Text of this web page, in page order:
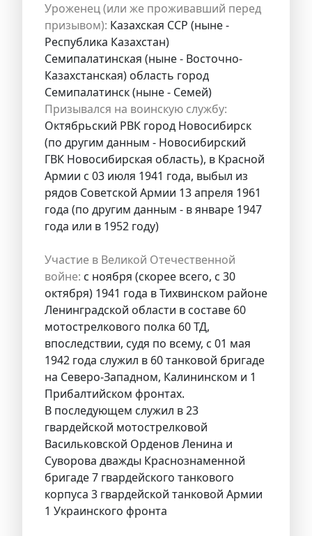
Уроженец (или же проживавший перед
призывом): Казахская ССР (ныне -
Республика Казахстан)
Семипалатинская (ныне - Восточно-
Казахстанская) область город
Семипалатинск (ныне - Семей)
Призывался на воинскую службу:
Октябрьский РВК город Новосибирск
(по другим данным - Новосибирский
ГВК Новосибирская область), в Красной
Армии с 03 июля 1941 года, выбыл из
рядов Советской Армии 13 апреля 1961
года (по другим данным - в январе 1947
года или в 1952 году)
Участие в Великой Отечественной
войне: с ноября (скорее всего, с 30
октября) 1941 года в Тихвинском районе
Ленинградской области в составе 60
мотострелкового полка 60 ТД,
впоследствии, судя по всему, с 01 мая
1942 года служил в 60 танковой бригаде
на Северо-Западном, Калининском и 1
Прибалтийском фронтах.
В последующем служил в 23
гвардейской мотострелковой
Васильковской Орденов Ленина и
Суворова дважды Краснознаменной
бригаде 7 гвардейского танкового
корпуса 3 гвардейской танковой Армии
1 Украинского фронта